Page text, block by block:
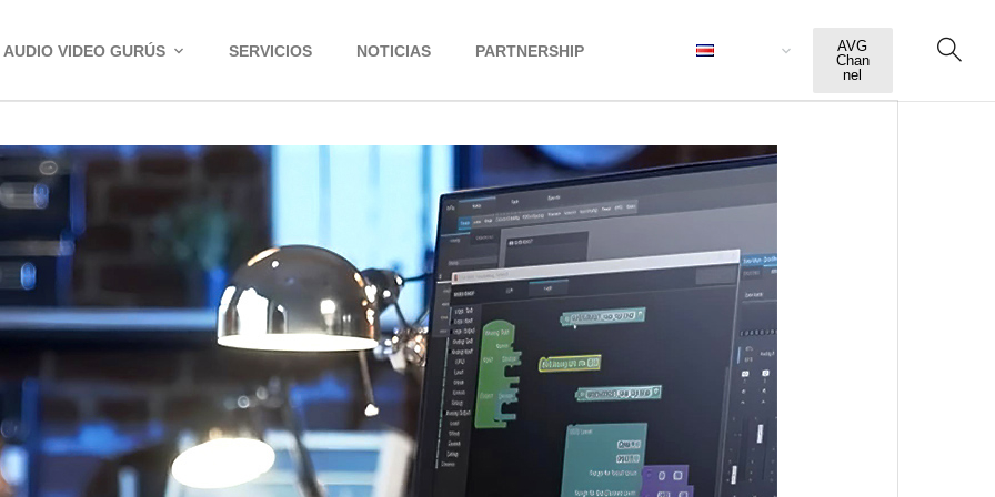
AUDIO VIDEO GURÚS SERVICIOS NOTICIAS PARTNERSHIP ESPAÑOL
AVG
Chan
nel